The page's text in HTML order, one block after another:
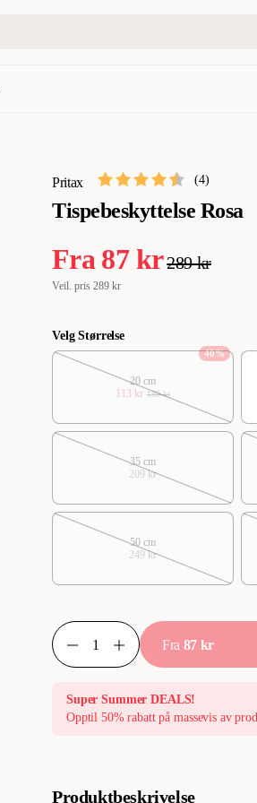
Pritax
Tispebeskyttelse Rosa
(4)
Fra 87 kr289 kr
Veil. pris 289 kr
Velg Størrelse
40%
20 cm
113 kr 189 kr
35 cm
209 kr
50 cm
249 kr
Fra 87 kr
Super Summer DEALS!
Opptil 50% rabatt på massevis av
Produktbeskrivelse